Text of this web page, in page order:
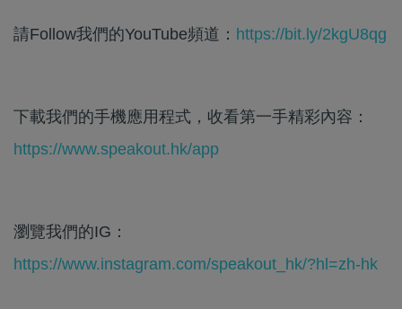
請Follow我們的YouTube頻道： https://bit.ly/2kgU8qg
下載我們的手機應用程式，收看第一手精彩內容：
https://www.speakout.hk/app
瀏覽我們的IG：
https://www.instagram.com/speakout_hk/?hl=zh-hk